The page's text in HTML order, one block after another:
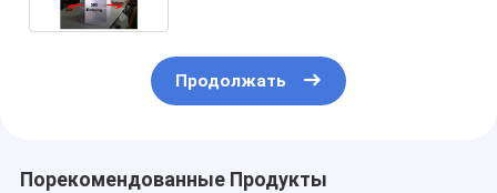
Продолжать
Порекомендованные Продукты